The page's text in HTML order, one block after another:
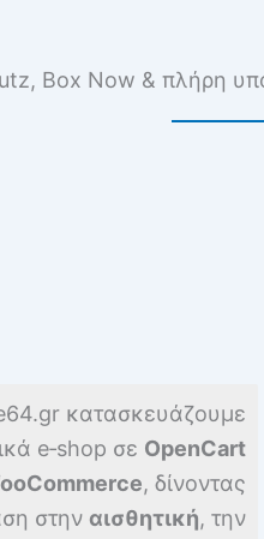
Box Now & πλήρη
κατασκευάζουμε
e‑shop σε OpenCart
, δίνοντας
στην αισθητική, την